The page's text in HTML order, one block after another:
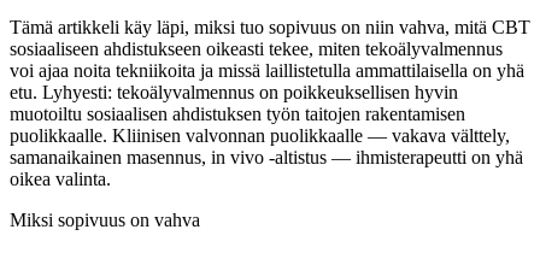
Tämä artikkeli käy läpi, miksi tuo sopivuus on niin vahva, mitä CBT
sosiaaliseen ahdistukseen oikeasti tekee, miten tekoälyvalmennus
voi ajaa noita tekniikoita ja missä laillistetulla ammattilaisella on yhä
etu. Lyhyesti: tekoälyvalmennus on poikkeuksellisen hyvin
muotoiltu sosiaalisen ahdistuksen työn taitojen rakentamisen
puolikkaalle. Kliinisen valvonnan puolikkaalle — vakava välttely,
samanaikainen masennus, in vivo -altistus — ihmisterapeutti on yhä
oikea valinta.
Miksi sopivuus on vahva